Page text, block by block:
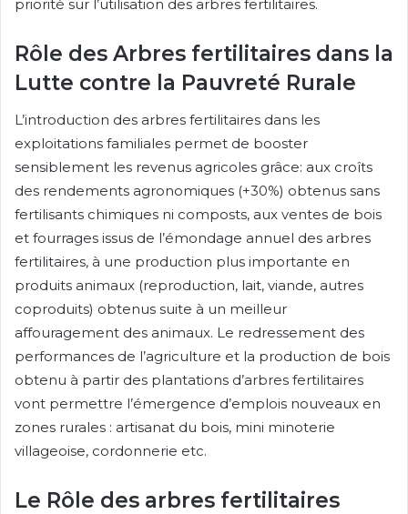
priorité sur l’utilisation des arbres fertilitaires.
Rôle des Arbres fertilitaires dans la
Lutte contre la Pauvreté Rurale
L’introduction des arbres fertilitaires dans les
exploitations familiales permet de booster
sensiblement les revenus agricoles grâce: aux croîts
des rendements agronomiques (+30%) obtenus sans
fertilisants chimiques ni composts, aux ventes de bois
et fourrages issus de l’émondage annuel des arbres
fertilitaires, à une production plus importante en
produits animaux (reproduction, lait, viande, autres
coproduits) obtenus suite à un meilleur
affouragement des animaux. Le redressement des
performances de l’agriculture et la production de bois
obtenu à partir des plantations d’arbres fertilitaires
vont permettre l’émergence d’emplois nouveaux en
zones rurales : artisanat du bois, mini minoterie
villageoise, cordonnerie etc.
Le Rôle des arbres fertilitaires